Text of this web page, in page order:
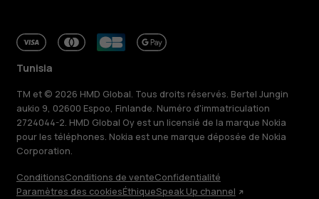
Tunisia
TM et © 2026 HMD Global. Tous droits réservés. Bertel Jungin
aukio 9, 02600 Espoo, Finlande. Numéro d'immatriculation
2724044-2. HMD Global Oy est un licensié de la marque Nokia
pour les téléphones. Nokia est une marque déposée de Nokia
Corporation.
ConditionsConditions de venteConfidentialité
Paramètres des cookiesÉthiqueSpeak Up channel